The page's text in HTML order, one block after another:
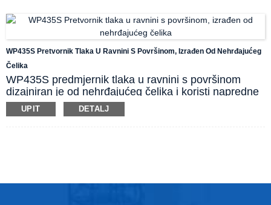
WP435S Pretvornik Tlaka U Ravnini S Površinom, Izrađen Od Nehrđajućeg
Čelika
WP435S predmjernik tlaka u ravnini s površinom
dizajniran je od nehrđajućeg čelika i koristi napredne
uvezene komponente senzora s visokom
preciznošću, visokom stabilnošću i otpornošću na
UPIT DETALJ